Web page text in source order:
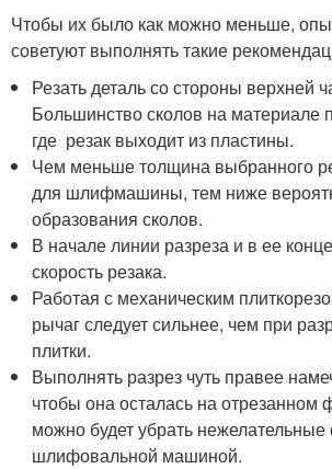
Чтобы их было как можно меньше,
советуют выполнять такие
Резать деталь со стороны верхней
Большинство сколов на материале
где резак выходит из пластины.
Чем меньше толщина выбранного
для шлифмашины, тем ниже
образования сколов.
В начале линии разреза и в ее
скорость резака.
Работая с механическим
рычаг следует сильнее, чем при
плитки.
Выполнять разрез чуть правее
чтобы она осталась на отрезанном
можно будет убрать нежелательные
шлифовальной машиной.